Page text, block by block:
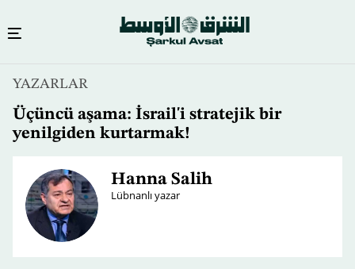
YAZARLAR
Üçüncü aşama: İsrail'i stratejik bir
yenilgiden kurtarmak!
Hanna Salih
Lübnanlı yazar